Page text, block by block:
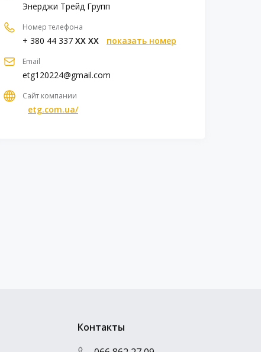
Энерджи Трейд Групп
Номер телефона
+ 380 44 337 XX XX показать номер
Email
etg120224@gmail.com
Сайт компании
etg.com.ua/
Контакты